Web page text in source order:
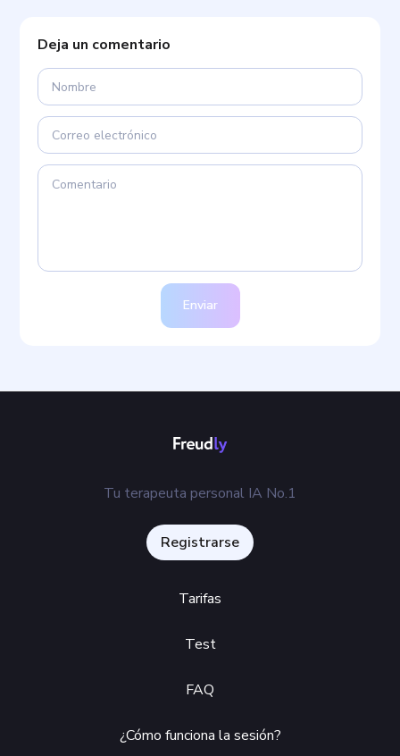
Deja un comentario
Enviar
Tu terapeuta personal IA No.1
Registrarse
Tarifas
Test
FAQ
¿Cómo funciona la sesión?